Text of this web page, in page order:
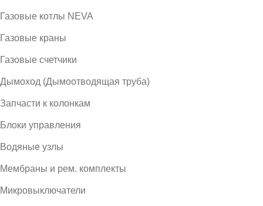
Газовые котлы NEVA
Газовые краны
Газовые счетчики
Дымоход (Дымоотводящая труба)
Запчасти к колонкам
Блоки управления
Водяные узлы
Мембраны и рем. комплекты
Микровыключатели